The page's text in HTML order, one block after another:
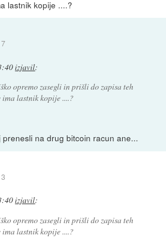
lastnik kopije ....?
izjavil:
opremo zasegli in prišli do zapisa teh
lastnik kopije ....?
na drug bitcoin racun ane...
izjavil:
opremo zasegli in prišli do zapisa teh
lastnik kopije ....?